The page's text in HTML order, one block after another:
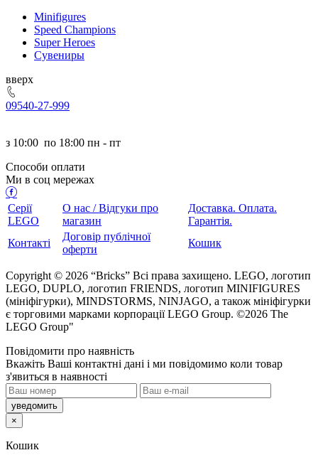
Minifigures
Speed Champions
Super Heroes
Сувениры
ерх
09540-27-999
з 10:00 по 18:00 пн - пт
Способи оплати
Ми в соц мережах
Серії
LEGO
О нас / Відгуки про
магазин
Доставка. Оплата.
Гарантія.
Контакті
Договір публічної
оферти
Кошик
Copyright © 2026 “Bricks” Всі права захищено. LEGO, логотип
LEGO, DUPLO, логотип FRIENDS, логотип MINIFIGURES
(мініфігурки), MINDSTORMS, NINJAGO, а також мініфігурки
є торговими марками корпорації LEGO Group. ©2026 The
LEGO Group"
Повідомити про наявність
кажіть Ваші контактні дані і ми повідомимо коли товар
з'явиться в наявності
×
Кошик